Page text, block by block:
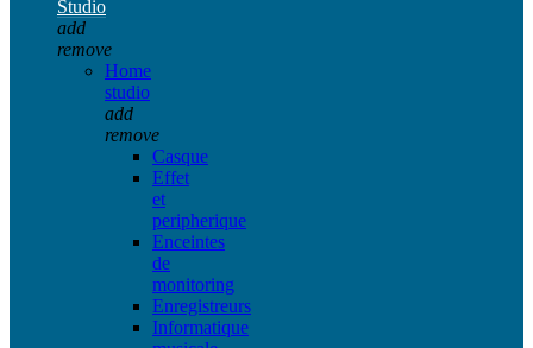
Studio
add
remove
Home
studio
add
remove
Casque
Effet
et
peripherique
Enceintes
de
monitoring
Enregistreurs
Informatique